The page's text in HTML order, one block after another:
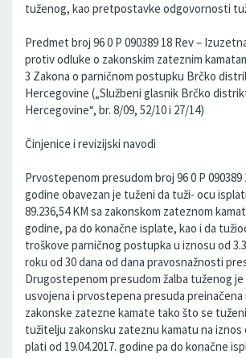
tuženog, kao pretpostavke odgovornosti
Predmet broj 96 0 P 090389 18 Rev –
protiv odluke o zakonskim zateznim
3 Zakona o parničnom postupku Brčko
Hercegovine („Službeni glasnik Brčko
Hercegovine“, br. 8/09, 52/10 i 27/14)
Činjenice i revizijski navodi
Prvostepenom presudom broj 96 0 P 090389
godine obavezan je tuženi da tuži- ocu
89.236,54 KM sa zakonskom zateznom
godine, pa do konačne isplate, kao i da
troškove parničnog postupka u iznosu od
roku od 30 dana od dana pravosnažnosti
Drugostepenom presudom žalba tuženog je
usvojena i prvostepena presuda preinačena
zakonske zatezne kamate tako što se
tužitelju zakonsku zateznu kamatu na iznos
plati od 19.04.2017. godine pa do konačne